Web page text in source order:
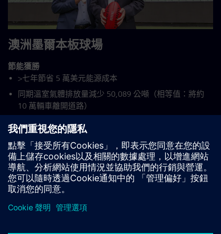
澳洲墨爾本板球場
節能獲勝
>七年節省 5 萬美元能源成本
同期溫室氣體排放量減少 50,089 公噸（相等值：將約
10 萬輛車離開道路）
客戶延長能源效能合約